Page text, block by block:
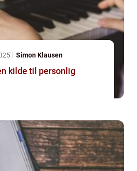
Simon Klausen
kilde til personlig